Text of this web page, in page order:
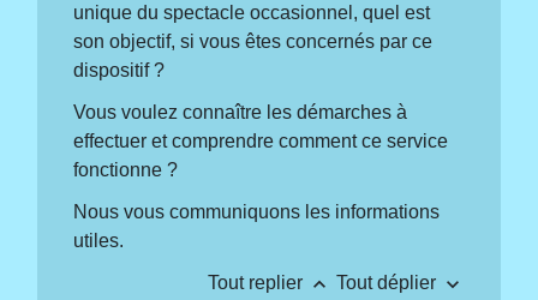
unique du spectacle occasionnel, quel est
son objectif, si vous êtes concernés par ce
dispositif ?
Vous voulez connaître les démarches à
effectuer et comprendre comment ce service
fonctionne ?
Nous vous communiquons les informations
utiles.
Tout replier keyboard_arrow_up Tout déplier keyboard_arrow_down